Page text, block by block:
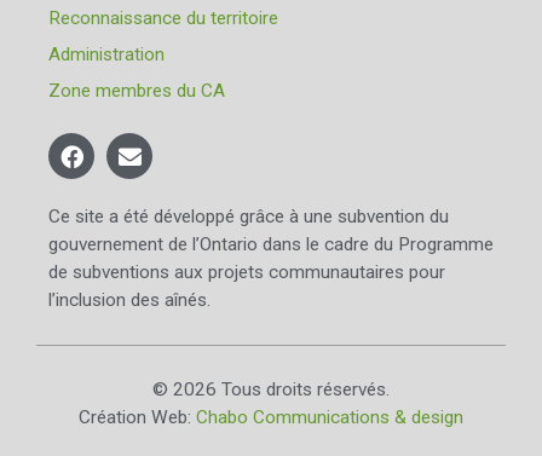
Reconnaissance du territoire
Administration
Zone membres du CA
Ce site a été développé grâce à une subvention du
gouvernement de l’Ontario dans le cadre du Programme
de subventions aux projets communautaires pour
l’inclusion des aînés.
© 2026 Tous droits réservés.
Création Web: Chabo Communications & design